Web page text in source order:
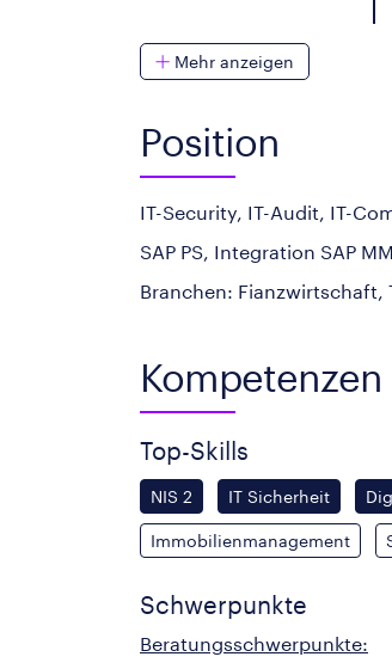
Mehr anzeigen
Position
IT-Security, IT-Audit, IT-
SAP PS, Integration SAP
Branchen: Fianzwirtschaft,
Kompetenzen
Top-Skills
NIS 2 IT Sicherheit
Immobilienmanagement
Schwerpunkte
Beratungsschwerpunkte: